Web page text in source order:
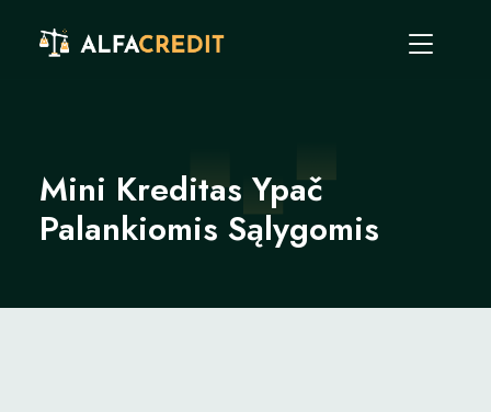
Mini Kreditas Ypač
Palankiomis Sąlygomis